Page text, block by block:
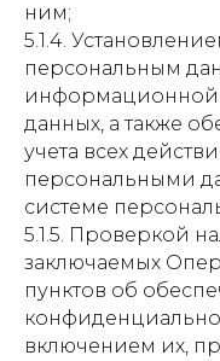
ним;
5.1.4.
персональным
информационной
данных, а также
учета всех
персональными
системе
5.1.5. Проверкой
заключаемых
пунктов об
включением их,